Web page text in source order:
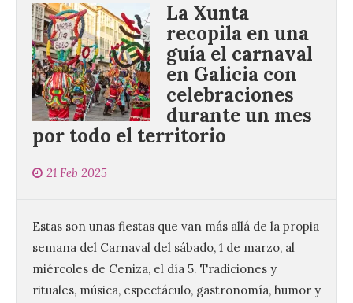
La Xunta
recopila en una
guía el carnaval
en Galicia con
celebraciones
durante un mes
por todo el territorio
21 Feb 2025
Estas son unas fiestas que van más allá de la propia
semana del Carnaval del sábado, 1 de marzo, al
miércoles de Ceniza, el día 5. Tradiciones y
rituales, música, espectáculo, gastronomía, humor y